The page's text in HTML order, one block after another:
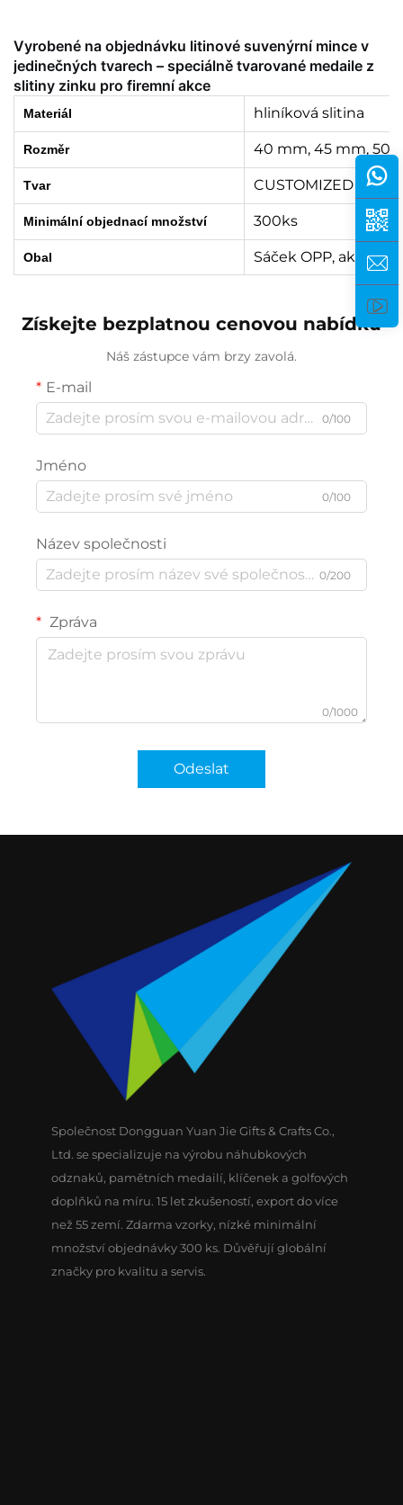
Vyrobené na objednávku litinové suvenýrní mince v
jedinečných tvarech – speciálně tvarované medaile z
slitiny zinku pro firemní akce
Materiál hliníková slitina
Rozměr 40 mm, 45 mm, 50
Tvar CUSTOMIZED
Minimální objednací množství 300ks
Obal Sáček OPP,
Získejte bezplatnou cenovou nabídku
Náš zástupce vám brzy zavolá.
E-mail
0/100
Jméno
0/100
Název společnosti
0/200
Zpráva
0/1000
Odeslat
Společnost Dongguan Yuan Jie Gifts & Crafts Co.,
Ltd. se specializuje na výrobu náhubkových
odznaků, pamětních medailí, klíčenek a golfových
doplňků na míru. 15 let zkušeností, export do více
než 55 zemí. Zdarma vzorky, nízké minimální
množství objednávky 300 ks. Důvěřují globální
značky pro kvalitu a servis.